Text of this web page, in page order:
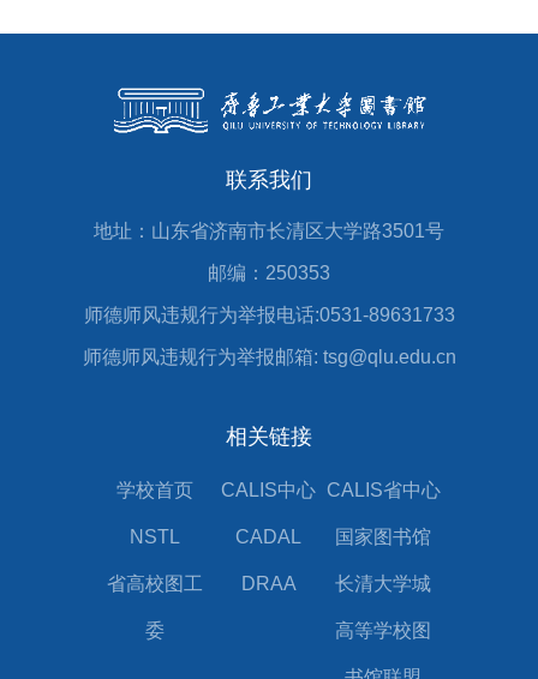
联系我们
地址：山东省济南市长清区大学路3501号
邮编：250353
师德师风违规行为举报电话:0531-89631733
师德师风违规行为举报邮箱: tsg@qlu.edu.cn
相关链接
学校首页 CALIS中心 CALIS省中心
NSTL CADAL 国家图书馆
省高校图工
委
DRAA 长清大学城
高等学校图